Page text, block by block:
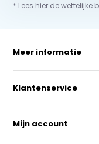
* Lees hier de wettelijke
Meer informatie
Klantenservice
Mijn account